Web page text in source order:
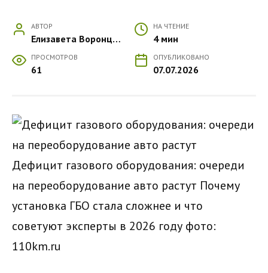
АВТОР
Елизавета Воронцова
НА ЧТЕНИЕ
4 мин
ПРОСМОТРОВ
61
ОПУБЛИКОВАНО
07.07.2026
Дефицит газового оборудования: очереди
на переоборудование авто растут Почему
установка ГБО стала сложнее и что
советуют эксперты в 2026 году фото:
110km.ru